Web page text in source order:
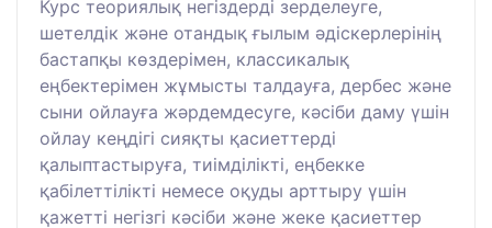
Курс теориялық негіздерді зерделеуге,
шетелдік және отандық ғылым әдіскерлерінің
бастапқы көздерімен, классикалық
еңбектерімен жұмысты талдауға, дербес және
сыни ойлауға жәрдемдесуге, кәсіби даму үшін
ойлау кеңдігі сияқты қасиеттерді
қалыптастыруға, тиімділікті, еңбекке
қабілеттілікті немесе оқуды арттыру үшін
қажетті негізгі кәсіби және жеке қасиеттер